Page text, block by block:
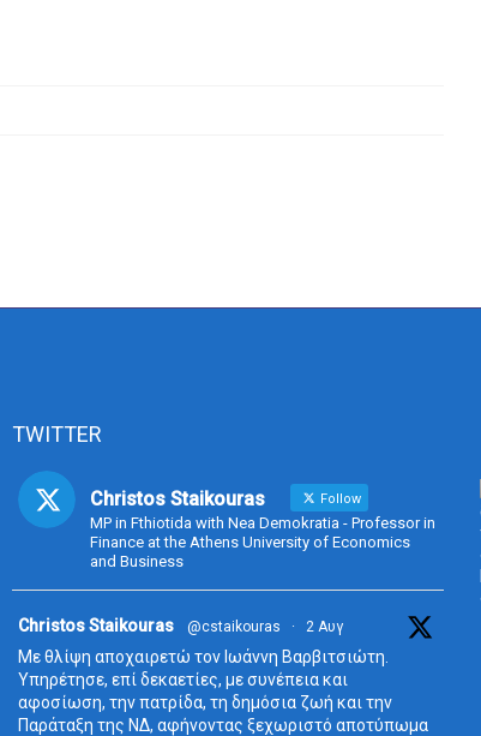
TWITTER
Christos Staikouras Follow
MP in Fthiotida with Nea Demokratia - Professor in
Finance at the Athens University of Economics
and Business
Christos Staikouras @cstaikouras · 2 Αυγ
Με θλίψη αποχαιρετώ τον Ιωάννη Βαρβιτσιώτη.
Υπηρέτησε, επί δεκαετίες, με συνέπεια και
αφοσίωση, την πατρίδα, τη δημόσια ζωή και την
Παράταξη της ΝΔ, αφήνοντας ξεχωριστό αποτύπωμα